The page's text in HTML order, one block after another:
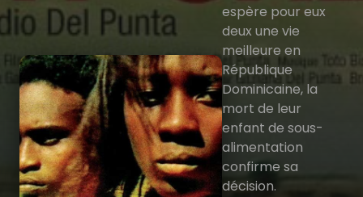
espère pour eux
deux une vie
meilleure en
République
Dominicaine, la
mort de leur
enfant de sous-
alimentation
confirme sa
décision.